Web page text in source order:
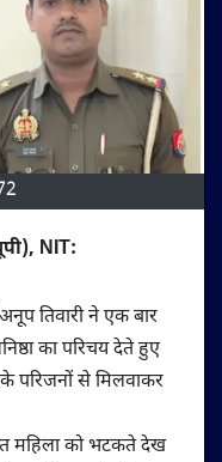
NIT:
तिवारी ने एक बार
का परिचय देते हुए
परिजनों से मिलवाकर
महिला को भटकते देख